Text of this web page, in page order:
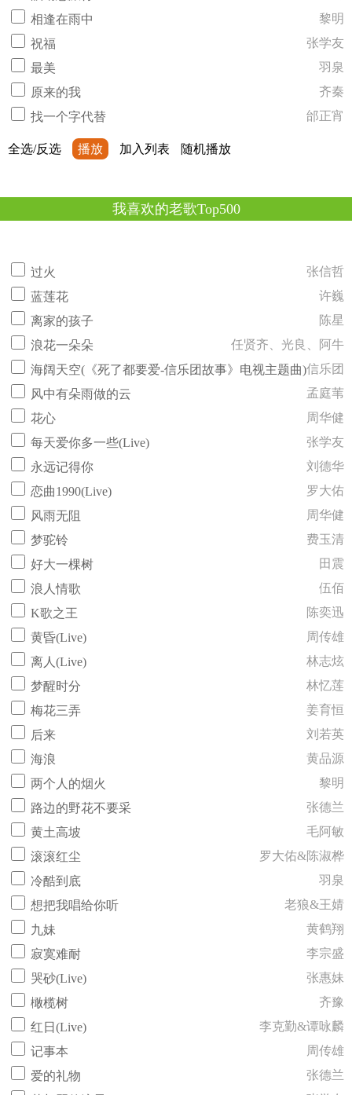
相逢在雨中
黎明
祝福
张学友
最美
羽泉
原来的我
齐秦
找一个字代替
邰正宵
全选/反选 播放 加入列表 随机播放
我喜欢的老歌Top500
过火
张信哲
蓝莲花
许巍
离家的孩子
陈星
浪花一朵朵
任贤齐、光良、阿牛
海阔天空(《死了都要爱-信乐团故事》电视主题曲)信乐团
风中有朵雨做的云
孟庭苇
花心
周华健
每天爱你多一些(Live)
张学友
永远记得你
刘德华
恋曲1990(Live)
罗大佑
风雨无阻
周华健
梦驼铃
费玉清
好大一棵树
田震
浪人情歌
伍佰
K歌之王
陈奕迅
黄昏(Live)
周传雄
离人(Live)
林志炫
梦醒时分
林忆莲
梅花三弄
姜育恒
后来
刘若英
海浪
黄品源
两个人的烟火
黎明
路边的野花不要采
张德兰
黄土高坡
毛阿敏
滚滚红尘
罗大佑&陈淑桦
冷酷到底
羽泉
想把我唱给你听
老狼&王婧
九妹
黄鹤翔
寂寞难耐
李宗盛
哭砂(Live)
张惠妹
橄榄树
齐豫
红日(Live)
李克勤&谭咏麟
记事本
周传雄
爱的礼物
张德兰